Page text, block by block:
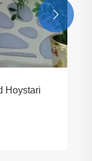
